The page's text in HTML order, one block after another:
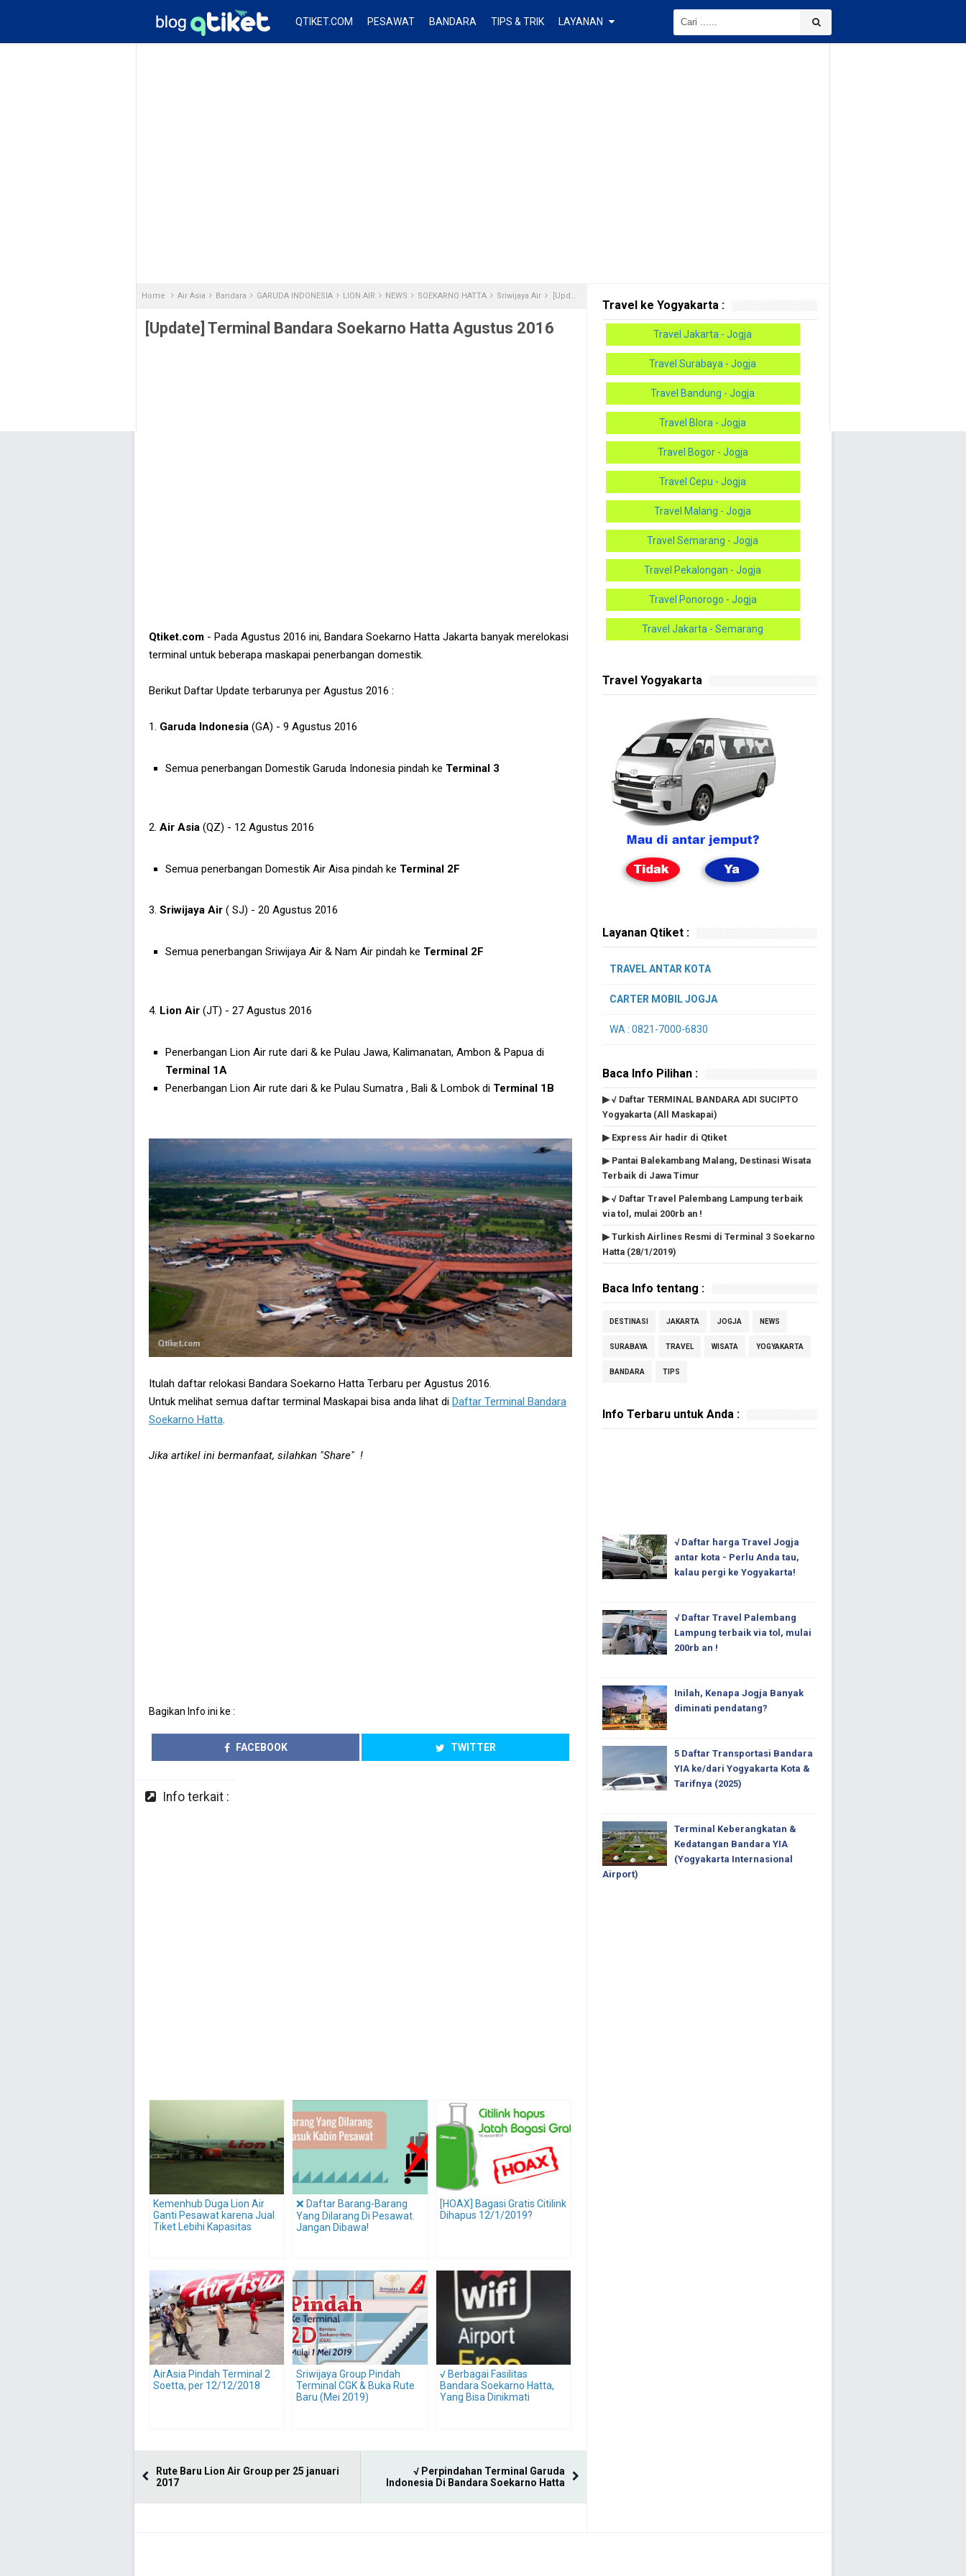
QTIKET.COM PESAWAT BANDARA TIPS & TRIK LAYANAN
Home Air Asia Bandara GARUDA INDONESIA LION AIR NEWS SOEKARNO HATTA Sriwijaya Air [Update] Terminal Bandara Soekarno Hatta Agustus 2016
[Update] Terminal Bandara Soekarno Hatta Agustus 2016
Qtiket.com - Pada Agustus 2016 ini, Bandara Soekarno Hatta Jakarta banyak merelokasi
terminal untuk beberapa maskapai penerbangan domestik.
Berikut Daftar Update terbarunya per Agustus 2016 :
1. Garuda Indonesia (GA) - 9 Agustus 2016
Semua penerbangan Domestik Garuda Indonesia pindah ke Terminal 3
2. Air Asia (QZ) - 12 Agustus 2016
Semua penerbangan Domestik Air Aisa pindah ke Terminal 2F
3. Sriwijaya Air ( SJ) - 20 Agustus 2016
Semua penerbangan Sriwijaya Air & Nam Air pindah ke Terminal 2F
4. Lion Air (JT) - 27 Agustus 2016
Penerbangan Lion Air rute dari & ke Pulau Jawa, Kalimanatan, Ambon & Papua di
Terminal 1A
Penerbangan Lion Air rute dari & ke Pulau Sumatra , Bali & Lombok di Terminal 1B
Itulah daftar relokasi Bandara Soekarno Hatta Terbaru per Agustus 2016.
Untuk melihat semua daftar terminal Maskapai bisa anda lihat di Daftar Terminal Bandara
Soekarno Hatta.
Jika artikel ini bermanfaat, silahkan "Share" !
Bagikan Info ini ke :
FACEBOOK TWITTER
Info terkait :
Kemenhub Duga Lion Air
Ganti Pesawat karena Jual
Tiket Lebihi Kapasitas
❌ Daftar Barang-Barang
Yang Dilarang Di Pesawat.
Jangan Dibawa!
[HOAX] Bagasi Gratis Citilink
Dihapus 12/1/2019?
AirAsia Pindah Terminal 2
Soetta, per 12/12/2018
Sriwijaya Group Pindah
Terminal CGK & Buka Rute
Baru (Mei 2019)
√ Berbagai Fasilitas
Bandara Soekarno Hatta,
Yang Bisa Dinikmati
Rute Baru Lion Air Group per 25 januari
2017
√ Perpindahan Terminal Garuda
Indonesia Di Bandara Soekarno Hatta
Travel ke Yogyakarta :
Travel Jakarta - Jogja
Travel Surabaya - Jogja
Travel Bandung - Jogja
Travel Blora - Jogja
Travel Bogor - Jogja
Travel Cepu - Jogja
Travel Malang - Jogja
Travel Semarang - Jogja
Travel Pekalongan - Jogja
Travel Ponorogo - Jogja
Travel Jakarta - Semarang
Travel Yogyakarta
Layanan Qtiket :
TRAVEL ANTAR KOTA
CARTER MOBIL JOGJA
WA : 0821-7000-6830
Baca Info Pilihan :
▶ √ Daftar TERMINAL BANDARA ADI SUCIPTO
Yogyakarta (All Maskapai)
▶ Express Air hadir di Qtiket
▶ Pantai Balekambang Malang, Destinasi Wisata
Terbaik di Jawa Timur
▶ √ Daftar Travel Palembang Lampung terbaik
via tol, mulai 200rb an !
▶ Turkish Airlines Resmi di Terminal 3 Soekarno
Hatta (28/1/2019)
Baca Info tentang :
DESTINASI JAKARTA JOGJA NEWS
SURABAYA TRAVEL WISATA YOGYAKARTA
BANDARA TIPS
Info Terbaru untuk Anda :
√ Daftar harga Travel Jogja
antar kota - Perlu Anda tau,
kalau pergi ke Yogyakarta!
√ Daftar Travel Palembang
Lampung terbaik via tol, mulai
200rb an !
Inilah, Kenapa Jogja Banyak
diminati pendatang?
5 Daftar Transportasi Bandara
YIA ke/dari Yogyakarta Kota &
Tarifnya (2025)
Terminal Keberangkatan &
Kedatangan Bandara YIA
(Yogyakarta Internasional
Airport)